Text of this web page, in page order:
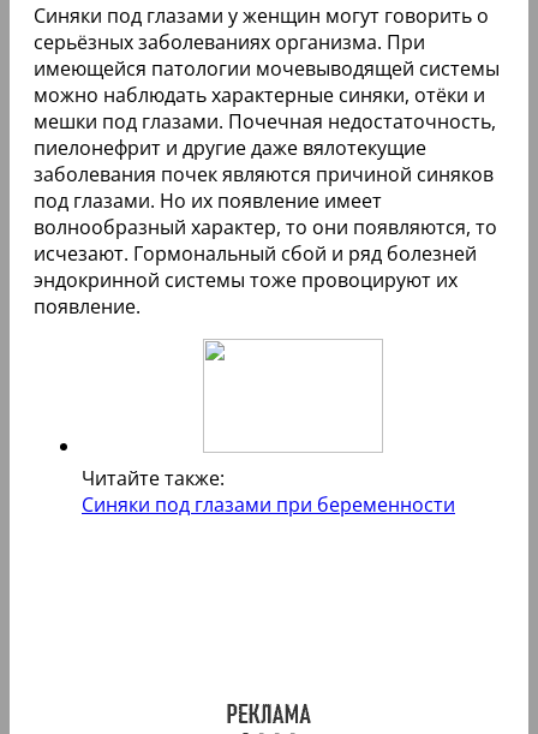
Синяки под глазами у женщин могут говорить о
серьёзных заболеваниях организма. При
имеющейся патологии мочевыводящей системы
можно наблюдать характерные синяки, отёки и
мешки под глазами. Почечная недостаточность,
пиелонефрит и другие даже вялотекущие
заболевания почек являются причиной синяков
под глазами. Но их появление имеет
волнообразный характер, то они появляются, то
исчезают. Гормональный сбой и ряд болезней
эндокринной системы тоже провоцируют их
появление.
Читайте также:
Синяки под глазами при беременности